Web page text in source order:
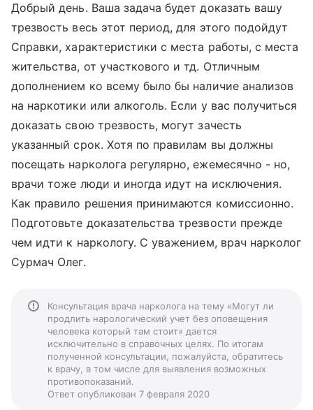
Добрый день. Ваша задача будет доказать вашу
трезвость весь этот период, для этого подойдут
Справки, характеристики с места работы, с места
жительства, от участкового и тд. Отличным
дополнением ко всему было бы наличие анализов
на наркотики или алкоголь. Если у вас получиться
доказать свою трезвость, могут зачесть
указанный срок. Хотя по правилам вы должны
посещать нарколога регулярно, ежемесячно - но,
врачи тоже люди и иногда идут на исключения.
Как правило решения принимаются комиссионно.
Подготовьте доказательства трезвости прежде
чем идти к наркологу. С уважением, врач нарколог
Сурмач Олег.
Консультация врача нарколога на тему «Могут ли
продлить нарологический учет без оповещения
человека который там стоит» дается
исключительно в справочных целях. По итогам
полученной консультации, пожалуйста, обратитесь
к врачу, в том числе для выявления возможных
противопоказаний.
Ответ опубликован 7 февраля 2020